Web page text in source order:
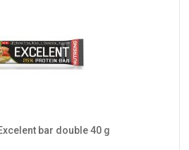
bar double 40 g